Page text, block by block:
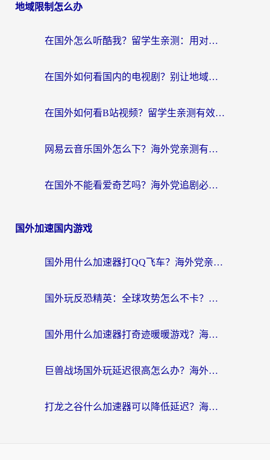
地域限制怎么办
在国外怎么听酷我？留学生亲测：用对加速器就能畅听国内音乐听书
在国外如何看国内的电视剧？别让地域限制成为追剧路上的绊脚石
在国外如何看B站视频？留学生亲测有效的回国加速器选择指南
网易云音乐国外怎么下？海外党亲测有效的回国加速器指南
在国外不能看爱奇艺吗？海外党追剧必看的回国加速器选择指南
国外加速国内游戏
国外用什么加速器打QQ飞车？海外党亲测有效的国服游戏加速指南
国外玩反恐精英：全球攻势怎么不卡？老玩家亲测的加速器选择指南
国外用什么加速器打奇迹暖暖游戏？海外党国服手游畅玩全攻略（附3款热门游戏实测）
巨兽战场国外玩延迟很高怎么办？海外党亲测的国服游戏加速解决方案
打龙之谷什么加速器可以降低延迟？海外玩家亲测有效的国服加速指南